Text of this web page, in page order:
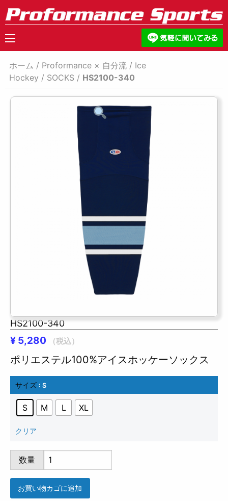
ホーム / Proformance × 自分流 / Ice
Hockey / SOCKS / HS2100-340
HS2100-340
¥ 5,280 （税込）
ポリエステル100%アイスホッケーソックス
サイズ : S
S M L XL
クリア
HS2100-
340
個
数量
お買い物カゴに追加